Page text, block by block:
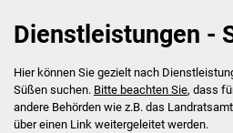
Dienstleistungen -
Hier können Sie gezielt nach
Süßen suchen. Bitte beachten Sie, dass
andere Behörden wie z.B. das
über einen Link weitergeleitet werden.